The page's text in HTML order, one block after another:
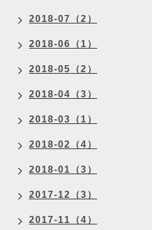
2018-07（2）
2018-06（1）
2018-05（2）
2018-04（3）
2018-03（1）
2018-02（4）
2018-01（3）
2017-12（3）
2017-11（4）